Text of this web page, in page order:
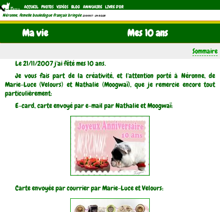
ACCUEIL PHOTOS VIDÉOS BLOG ANNUAIRE LIVRE D'OR
Néronne, femelle bouledogue français bringée (21/11/1997 - 04/11/2011)
Ma vie Mes 10 ans
Sommaire
Le 21/11/2007 j'ai fêté mes 10 ans.
Je vous fais part de la créativité, et l'attention porté à Néronne, de
Marie-Luce (Velours) et Nathalie (Moogwaï), que je remercie encore tout
particulièrement:
E-card, carte envoyé par e-mail par Nathalie et Moogwaï:
Carte envoyée par courrier par Marie-Luce et Velours: